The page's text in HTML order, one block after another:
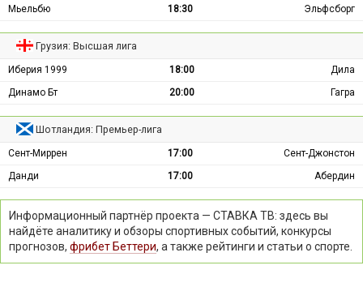
Мьельбю
18:30 Эльфсборг
Грузия: Высшая лига
Иберия 1999 18:00
Дила
Динамо Бт
20:00 Гагра
Шотландия: Премьер-лига
Сент-Миррен 17:00
Сент-Джонстон
Данди
17:00 Абердин
Информационный партнёр проекта — СТАВКА ТВ: здесь вы
найдёте аналитику и обзоры спортивных событий, конкурсы
прогнозов, фрибет Беттери, а также рейтинги и статьи о спорте.